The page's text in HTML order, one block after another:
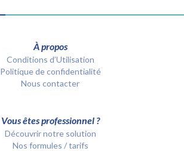
À propos
Conditions d’Utilisation
Politique de confidentialité
Nous contacter
Vous êtes professionnel ?
Découvrir notre solution
Nos formules / tarifs